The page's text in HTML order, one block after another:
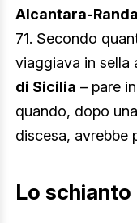
Alcantara-
71. Secondo
viaggiava in sella
di Sicilia – pare
quando, dopo
discesa, avrebbe
Lo schianto